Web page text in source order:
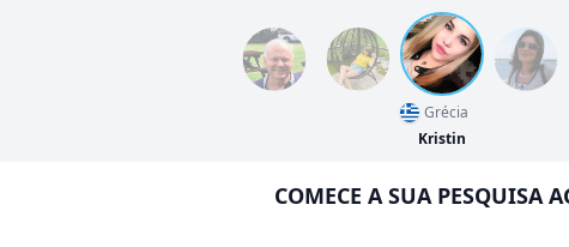
Grécia
Kristin
COMECE A SUA PESQUISA